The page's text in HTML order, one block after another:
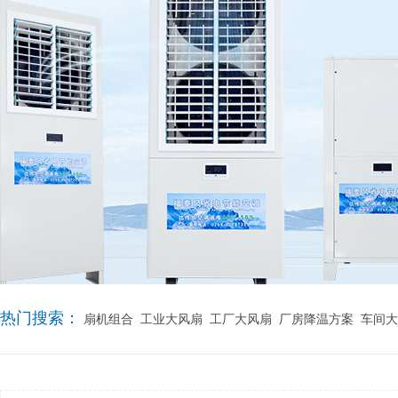
热门搜索： 扇机组合 工业大风扇 工厂大风扇 厂房降温方案 车间